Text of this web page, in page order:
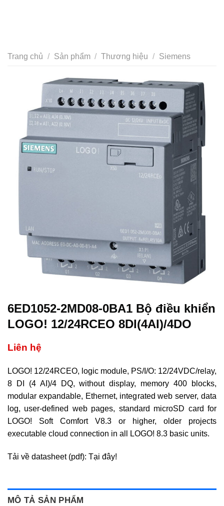
Trang chủ / Sản phẩm / Thương hiệu / Siemens
6ED1052-2MD08-0BA1 Bộ điều khiển
LOGO! 12/24RCEO 8DI(4AI)/4DO
Liên hệ
LOGO! 12/24RCEO, logic module, PS/I/O: 12/24VDC/relay,
8 DI (4 AI)/4 DQ, without display, memory 400 blocks,
modular expandable, Ethernet, integrated web server, data
log, user-defined web pages, standard microSD card for
LOGO! Soft Comfort V8.3 or higher, older projects
executable cloud connection in all LOGO! 8.3 basic units.
Tải về datasheet (pdf): Tại đây!
MÔ TẢ SẢN PHẨM